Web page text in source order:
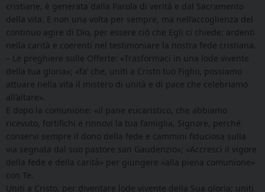
cristiane, è generata dalla Parola di verità e dal Sacramento
della vita. E non una volta per sempre, ma nell’accoglienza del
continuo agire di Dio, per essere ciò che Egli ci chiede: ardenti
nella carità e coerenti nel testimoniare la nostra fede cristiana.
– Le preghiere sulle Offerte: «Trasformaci in una lode vivente
della tua gloria»; «fa’ che, uniti a Cristo tuo Figlio, possiamo
attuare nella vita il mistero di unità e di pace che celebriamo
all’altare».
E dopo la comunione: «il pane eucaristico, che abbiamo
ricevuto, fortifichi e rinnovi la tua famiglia, Signore, perché
conservi sempre il dono della fede e cammini fiduciosa sulla
via segnata dal suo pastore san Gaudenzio»; «Accresci il vigore
della fede e della carità» per giungere «alla piena comunione»
con Te.
Uniti a Cristo, per diventare lode vivente della Sua gloria; uniti